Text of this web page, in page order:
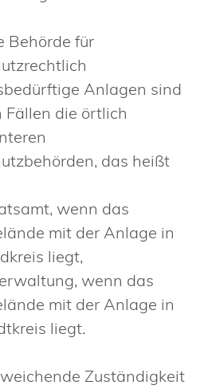
Behörde für
Anlagen sind
Fällen die örtlich
das heißt
wenn das
mit der Anlage in
liegt,
wenn das
mit der Anlage in
liegt.
Zuständigkeit